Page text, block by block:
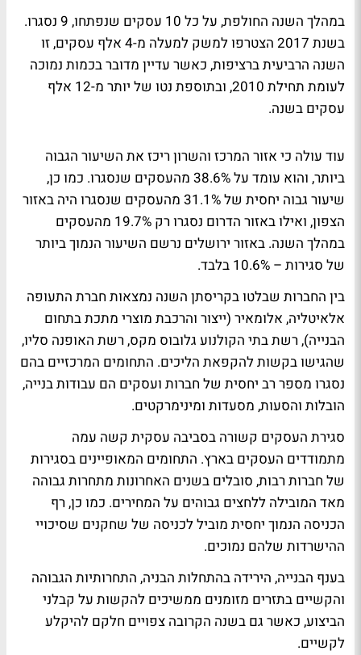
במהלך השנה החולפת, על כל 10 עסקים שנפתחו, 9 נסגרו.
בשנת 2017 הצטרפו למשק למעלה מ-4 אלף עסקים, זו
השנה הרביעית ברציפות, כאשר עדיין מדובר בכמות נמוכה
לעומת תחילת 2010, ובתוספת נטו של יותר מ-12 אלף
עסקים בשנה.
עוד עולה כי אזור המרכז והשרון ריכז את השיעור הגבוה
ביותר, והוא עומד על 38.6% מהעסקים שנסגרו. כמו כן,
שיעור גבוה יחסית של 31.1% מהעסקים שנסגרו היה באזור
הצפון, ואילו באזור הדרום נסגרו רק 19.7% מהעסקים
במהלך השנה. באזור ירושלים נרשם השיעור הנמוך ביותר
של סגירות – 10.6% בלבד.
בין החברות שבלטו בקריסתן השנה נמצאות חברת התעופה
אלאיטליה, אלומאיר (ייצור והרכבת מוצרי מתכת בתחום
הבנייה), רשת בתי הקולנוע גלובוס מקס, רשת האופנה סליו,
שהגישו בקשות להקפאת הליכים. התחומים המרכזיים בהם
נסגרו מספר רב יחסית של חברות ועסקים הם עבודות בנייה,
הובלות והסעות, מסעדות ומינימרקטים.
סגירת העסקים קשורה בסביבה עסקית קשה עמה
מתמודדים העסקים בארץ. התחומים המאופיינים בסגירות
של חברות רבות, סובלים בשנים האחרונות מתחרות גבוהה
מאד המובילה ללחצים גבוהים על המחירים. כמו כן, רף
הכניסה הנמוך יחסית מוביל לכניסה של שחקנים שסיכויי
ההישרדות שלהם נמוכים.
בענף הבנייה, הירידה בהתחלות הבניה, התחרותיות הגבוהה
והקשיים בתזרים מזומנים ממשיכים להקשות על קבלני
הביצוע, כאשר גם בשנה הקרובה צפויים חלקם להיקלע
לקשיים.